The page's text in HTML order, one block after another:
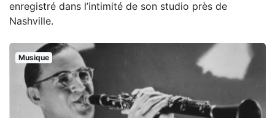
enregistré dans l’intimité de son studio près de
Nashville.
Musique